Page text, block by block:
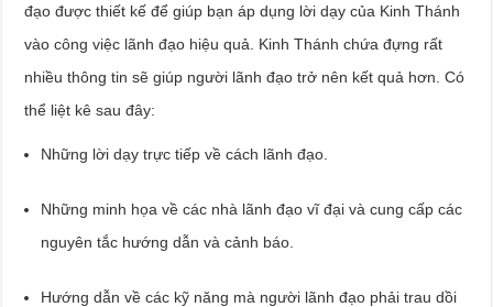
đạo được thiết kế để giúp bạn áp dụng lời dạy của Kinh Thánh
vào công việc lãnh đạo hiệu quả. Kinh Thánh chứa đựng rất
nhiều thông tin sẽ giúp người lãnh đạo trở nên kết quả hơn. Có
thể liệt kê sau đây:
Những lời dạy trực tiếp về cách lãnh đạo.
Những minh họa về các nhà lãnh đạo vĩ đại và cung cấp các
nguyên tắc hướng dẫn và cảnh báo.
Hướng dẫn về các kỹ năng mà người lãnh đạo phải trau dồi